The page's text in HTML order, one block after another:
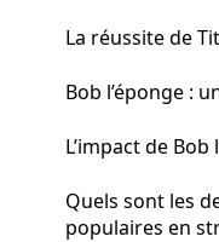
La réussite de
Bob l’éponge :
L’impact de Bob
Quels sont les
populaires en